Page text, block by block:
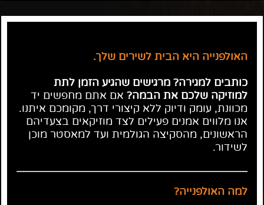
האולפנייה היא הבית לשירים שלך.
כותבים למגירה? מרגישים שהגיע הזמן לתת
למוזיקה שלכם את הבמה? אם אתם מחפשים יד
מכוונת, עומק ודיוק ללא קיצורי דרך, מקומכם איתנו.
אנו מלווים אמנים פעילים לצד מוזיקאים בצעדיהם
הראשונים, מהסקיצה הגולמית ועד למאסטר מוכן
לשידור.
למה האולפנייה?